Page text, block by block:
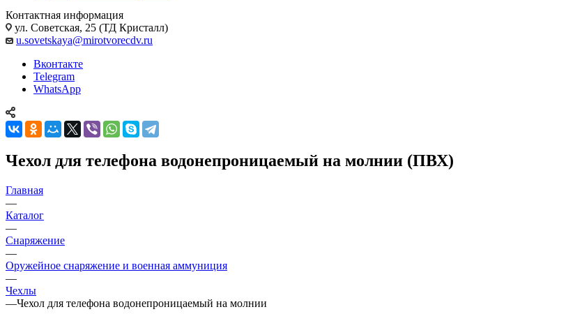
Контактная информация
ул. Советская, 25 (ТД Кристалл)
u.sovetskaya@mirotvorecdv.ru
Вконтакте
Telegram
WhatsApp
Чехол для телефона водонепроницаемый на молнии (ПВХ)
Главная
—
Каталог
—
Снаряжение
—
Оружейное снаряжение и военная аммуниция
—
Чехлы
—Чехол для телефона водонепроницаемый на молнии